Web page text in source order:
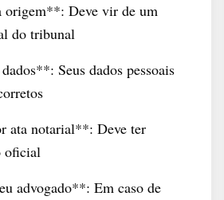
origem**: Deve vir de um
do tribunal
Seus dados pessoais
ata notarial**: Deve ter
oficial
advogado**: Em caso de